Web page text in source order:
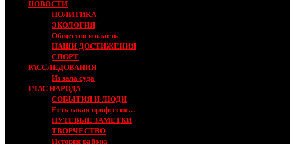
НОВОСТИ
ПОЛИТИКА
ЭКОЛОГИЯ
Общество и власть
НАШИ ДОСТИЖЕНИЯ
СПОРТ
РАССЛЕДОВАНИЯ
Из зала суда
ГЛАС НАРОДА
СОБЫТИЯ И ЛЮДИ
Есть такая профессия…
ПУТЕВЫЕ ЗАМЕТКИ
ТВОРЧЕСТВО
История района